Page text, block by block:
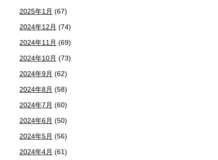
2025年1月 (67)
2024年12月 (74)
2024年11月 (69)
2024年10月 (73)
2024年9月 (62)
2024年8月 (58)
2024年7月 (60)
2024年6月 (50)
2024年5月 (56)
2024年4月 (61)